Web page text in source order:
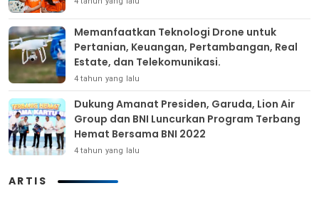
Memanfaatkan Teknologi Drone untuk
Pertanian, Keuangan, Pertambangan, Real
Estate, dan Telekomunikasi.
4 tahun yang lalu
Dukung Amanat Presiden, Garuda, Lion Air
Group dan BNI Luncurkan Program Terbang
Hemat Bersama BNI 2022
4 tahun yang lalu
ARTIS